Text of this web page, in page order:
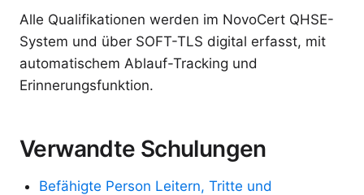
Alle Qualifikationen werden im NovoCert QHSE-
System und über SOFT-TLS digital erfasst, mit
automatischem Ablauf-Tracking und
Erinnerungsfunktion.
Verwandte Schulungen
Befähigte Person Leitern, Tritte und